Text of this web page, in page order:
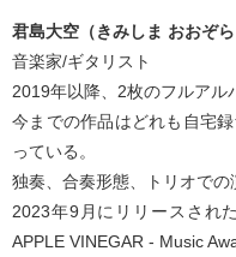
君島大空（きみしま おおぞら
音楽家/ギタリスト
2019年以降、2枚のフルアル
今までの作品はどれも自宅
っている。
独奏、合奏形態、トリオでの
2023年9月にリリースされ
APPLE VINEGAR - Music